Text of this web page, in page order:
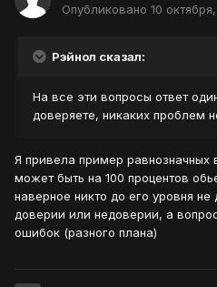
Опубликовано 10
Рэйнол сказал:
На все эти вопросы ответ
доверяете, никаких проблем
Я привела пример равнозначных
может быть на 100 процентов
наверное никто до его уровня
доверии или недоверии, а
ошибок (разного плана)